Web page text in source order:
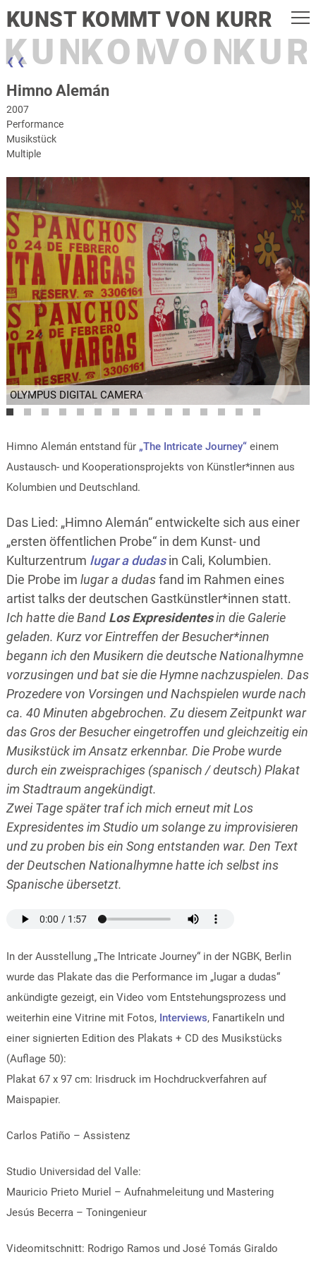
KUNST KOMMT VON KURR
KUNSTKOMMT
VON
❮ ❮
Himno Alemán
2007
Performance
Musikstück
Multiple
OLYMPUS DIGITAL CAMERA
OLYMPUS DIGITAL CAMERA
OLYMPUS DIGITAL CAMERA
OLYMPUS DIGITAL CAMERA
OLYMPUS DIGITAL CAMERA
OLYMPUS DIGITAL CAMERA
OLYMPUS DIGITAL CAMERA
Himno Alemán entstand für „The Intricate Journey“einem
Austausch- und Kooperationsprojekts von Künstler*innen aus
Kolumbien und Deutschland.
Das Lied: „Himno Alemán“ entwickelte sich aus einer
„ersten öffentlichen Probe“ in dem Kunst- und
Kulturzentrum lugar a dudasin Cali, Kolumbien.
Die Probe im lugar a dudasfand im Rahmen eines
artist talks der deutschen Gastkünstler*innen statt.
Ich hatte die Band Los Expresidentesin die Galerie
geladen. Kurz vor Eintreffen der Besucher*innen
begann ich den Musikern die deutsche Nationalhymne
vorzusingen und bat sie die Hymne nachzuspielen. Das
Prozedere von Vorsingen und Nachspielen wurde nach
ca. 40 Minuten abgebrochen. Zu diesem Zeitpunkt war
das Gros der Besucher eingetroffen und gleichzeitig ein
Musikstück im Ansatz erkennbar. Die Probe wurde
durch ein zweisprachiges (spanisch / deutsch) Plakat
im Stadtraum angekündigt.
Zwei Tage später traf ich mich erneut mit Los
Expresidentes im Studio um solange zu improvisieren
und zu proben bis ein Song entstanden war. Den Text
der Deutschen Nationalhymne hatte ich selbst ins
Spanische übersetzt.
In der Ausstellung „The Intricate Journey“ in der NGBK, Berlin
wurde das Plakate das die Performance im „lugar a dudas“
ankündigte gezeigt, ein Video vom Entstehungsprozess und
weiterhin eine Vitrine mit Fotos, Interviews, Fanartikeln und
einer signierten Edition des Plakats + CD des Musikstücks
(Auflage 50):
Plakat 67 x 97 cm: Irisdruck im Hochdruckverfahren auf
Maispapier.
Carlos Patiño – Assistenz
Studio Universidad del Valle:
Mauricio Prieto Muriel – Aufnahmeleitung und Mastering
Jesús Becerra – Toningenieur
Videomitschnitt: Rodrigo Ramos und José Tomás Giraldo